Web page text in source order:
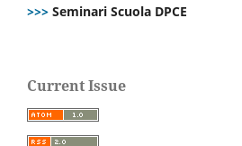
>>> Seminari Scuola DPCE
Current Issue